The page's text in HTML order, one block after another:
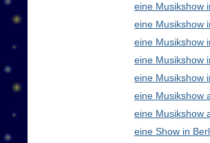
eine Musikshow
eine Musikshow
eine Musikshow
eine Musikshow
eine Musikshow
eine Musikshow
eine Musikshow
eine Show in